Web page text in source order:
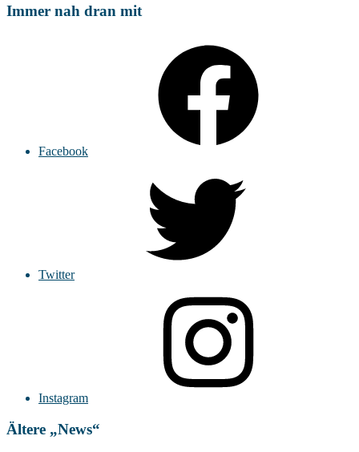
Immer nah dran mit
Facebook
Twitter
Instagram
Ältere „News“